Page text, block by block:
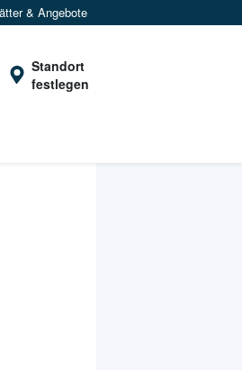
& Angebote
Standort
festlegen